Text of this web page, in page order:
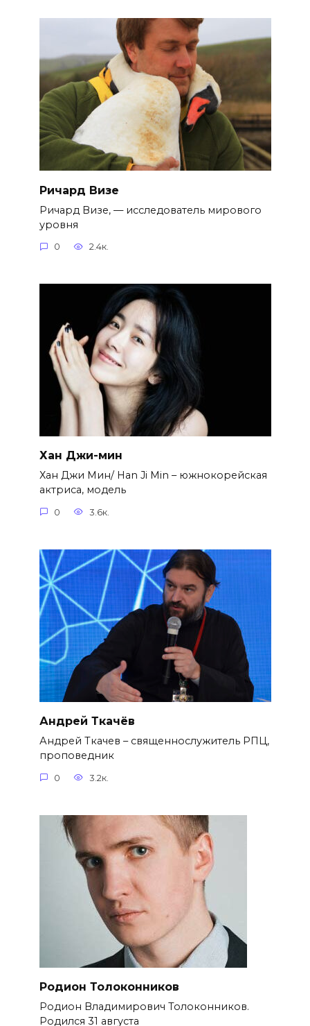
Ричард Визе
Ричард Визе, — исследователь мирового
уровня
0 2.4к.
Хан Джи-мин
Хан Джи Мин/ Han Ji Min – южнокорейская
актриса, модель
0 3.6к.
Андрей Ткачёв
Андрей Ткачев – священнослужитель РПЦ,
проповедник
0 3.2к.
Родион Толоконников
Родион Владимирович Толоконников.
Родился 31 августа